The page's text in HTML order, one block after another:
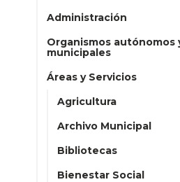
Administración
Organismos autónomos
municipales
Áreas y Servicios
Agricultura
Archivo Municipal
Bibliotecas
Bienestar Social